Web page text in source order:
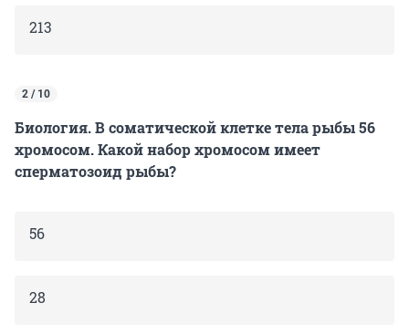
213
2 / 10
Биология. В соматической клетке тела рыбы 56
хромосом. Какой набор хромосом имеет
сперматозоид рыбы?
56
28